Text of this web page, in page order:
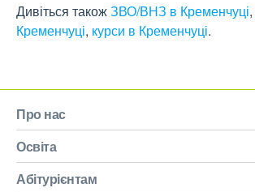
Дивіться такожЗВО/ВНЗ в Кременчуці,
Кременчуці, курси в Кременчуці.
Про нас
Освіта
Абітурієнтам